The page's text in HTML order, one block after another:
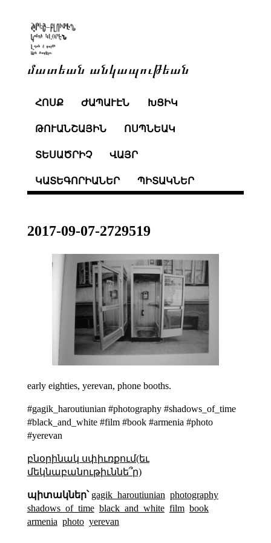
մատեան անկապութեան
ՀՈՍՔ ԺԱՊԱՒԷՆ ԽՑԻԿ
ԹՈՒԱՆՇԱՅԻՆ ՈՍՊՆԵԱԿ
ՏԵՍԱԾՐԻՉ ՎԱՅՐ
ԿԱՏԵԳՈՐԻԱՆԵՐ ՊԻՏԱԿՆԵՐ
2017-09-07-2729519
early eighties, yerevan, phone booths.
#gagik_haroutiunian #photography #shadows_of_time
#black_and_white #film #book #armenia #photo
#yerevan
բնօրինակ սփիւռքում(եւ
մեկնաբանութիւննե՞ր)
պիտակներ՝ gagik_haroutiunian photography
shadows_of_time black_and_white film book
armenia photo yerevan